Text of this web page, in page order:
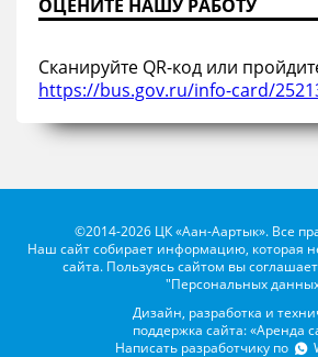
ОЦЕНИТЕ НАШУ РАБОТУ
Сканируйте QR-код или
https://bus.gov.ru/info-card/
©2014-2026 ЦК «Аан-Аартык». Все
Наш сайт собирает информацию, которая
сайта. Пользуясь сайтом вы
"Персональных
Дизайн, разработка и
поддержка сайта: «Аренда
Написать разработчику по